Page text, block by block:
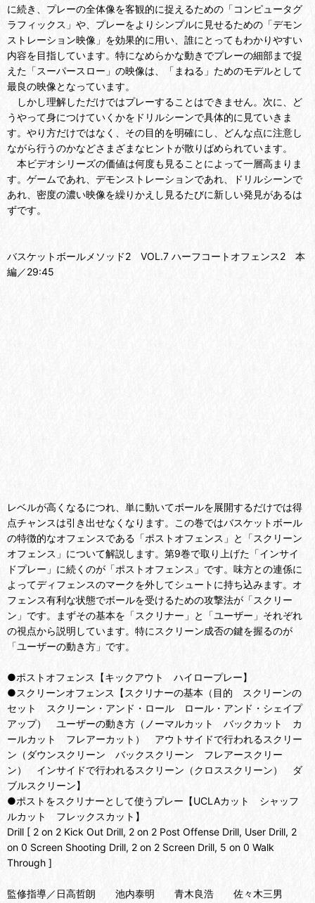
に続き、プレーの全体像を客観的に捉えるための「コンピュータグ
ラフィックス」や、プレーをよりシンプルに見せるための「デモン
ストレーション映像」を効果的に用い、誰にとってもわかりやすい
内容を目指しています。特になめらかな動きでプレーの細部まで捉
えた「スーパースロー」の映像は、「まねる」ためのモデルとして
最良の映像となっています。
しかし理解しただけではプレーすることはできません。次に、ど
うやって身につけていくかをドリルシーンで具体的に見ていきま
す。やり方だけではなく、その目的を明確にし、どんな点に注意し
ながら行うのかなどさまざまなヒントが散りばめられています。
本ビデオシリーズの価値は何度も見ることによって一層高まりま
す。ゲームであれ、デモンストレーションであれ、ドリルシーンで
あれ、密度の濃い映像を繰りかえし見るたびに新しい発見があるは
ずです。
バスケットボールメソッド2 VOL.7 ハーフコートオフェンス2 本
編／29:45
レベルが高くなるにつれ、単に動いてボールを展開するだけでは得
点チャンスは引き出せなくなります。この巻ではバスケットボール
の特徴的なオフェンスである「ポストオフェンス」と「スクリーン
オフェンス」について解説します。第9巻で取り上げた「インサイ
ドプレー」に続くのが「ポストオフェンス」です。味方との連係に
よってディフェンスのマークを外してシュートに持ち込みます。オ
フェンス有利な状態でボールを受けるための攻撃法が「スクリー
ン」です。まずその基本を「スクリナー」と「ユーザー」それぞれ
の視点から説明しています。特にスクリーン成否の鍵を握るのが
「ユーザーの動き方」です。
●ポストオフェンス【キックアウト ハイロープレー】
●スクリーンオフェンス【スクリナーの基本（目的 スクリーンの
セット スクリーン・アンド・ロール ロール・アンド・シェイプ
アップ） ユーザーの動き方（ノーマルカット バックカット カ
ールカット フレアーカット） アウトサイドで行われるスクリー
ン（ダウンスクリーン バックスクリーン フレアースクリー
ン） インサイドで行われるスクリーン（クロススクリーン） ダ
ブルスクリーン】
●ポストをスクリナーとして使うプレー【UCLAカット シャッフ
ルカット フレックスカット】
Drill [ 2 on 2 Kick Out Drill, 2 on 2 Post Offense Drill, User Drill, 2
on 0 Screen Shooting Drill, 2 on 2 Screen Drill, 5 on 0 Walk
Through ]
監修指導／日高哲朗 池内泰明 青木良浩 佐々木三男